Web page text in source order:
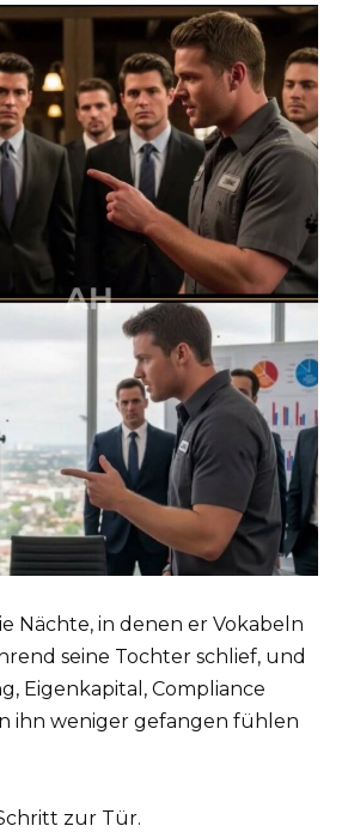
Nächte, in denen er Vokabeln
seine Tochter schlief, und
Eigenkapital, Compliance
ihn weniger gefangen fühlen
zur Tür.